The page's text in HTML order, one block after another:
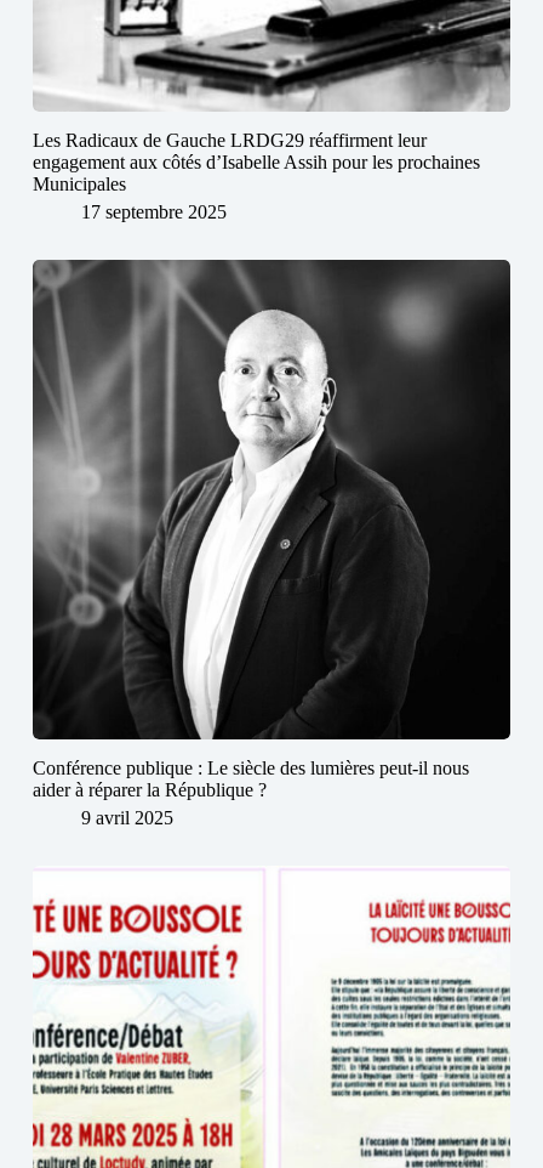
Les Radicaux de Gauche LRDG29 réaffirment leur
engagement aux côtés d’Isabelle Assih pour les prochaines
Municipales
17 septembre 2025
Conférence publique : Le siècle des lumières peut-il nous
aider à réparer la République ?
9 avril 2025